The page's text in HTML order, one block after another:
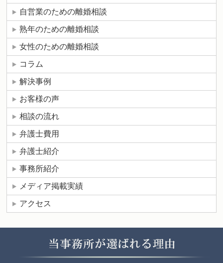
自営業のための離婚相談
熟年のための離婚相談
女性のための離婚相談
コラム
解決事例
お客様の声
相談の流れ
弁護士費用
弁護士紹介
事務所紹介
メディア掲載実績
アクセス